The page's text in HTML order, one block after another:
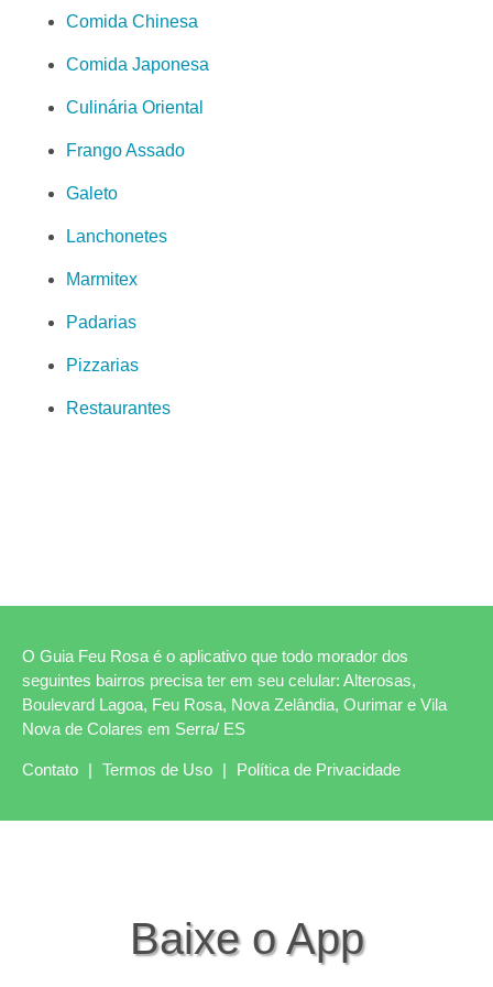
Comida Chinesa
Comida Japonesa
Culinária Oriental
Frango Assado
Galeto
Lanchonetes
Marmitex
Padarias
Pizzarias
Restaurantes
O Guia Feu Rosa é o aplicativo que todo morador dos
seguintes bairros precisa ter em seu celular: Alterosas,
Boulevard Lagoa, Feu Rosa, Nova Zelândia, Ourimar e Vila
Nova de Colares em Serra/ ES
Contato | Termos de Uso | Política de Privacidade
Baixe o App